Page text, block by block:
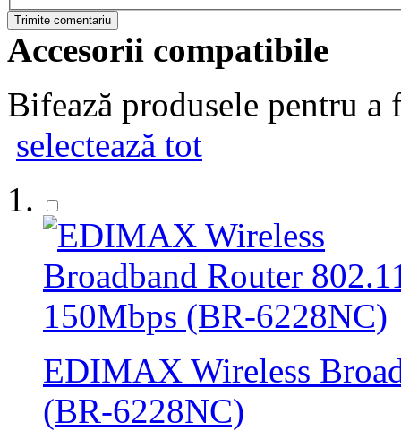
Trimite comentariu
Accesorii compatibile
Bifează produsele pentru a
selectează tot
EDIMAX Wireless
(BR-6228NC)